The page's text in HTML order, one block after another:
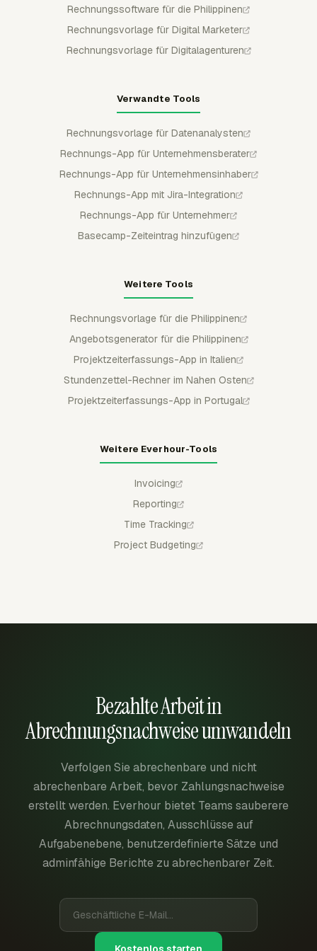
Rechnungssoftware für die Philippinen
Rechnungsvorlage für Digital Marketer
Rechnungsvorlage für Digitalagenturen
Verwandte Tools
Rechnungsvorlage für Datenanalysten
Rechnungs-App für Unternehmensberater
Rechnungs-App für Unternehmensinhaber
Rechnungs-App mit Jira-Integration
Rechnungs-App für Unternehmer
Basecamp-Zeiteintrag hinzufügen
Weitere Tools
Rechnungsvorlage für die Philippinen
Angebotsgenerator für die Philippinen
Projektzeiterfassungs-App in Italien
Stundenzettel-Rechner im Nahen Osten
Projektzeiterfassungs-App in Portugal
Weitere Everhour-Tools
Invoicing
Reporting
Time Tracking
Project Budgeting
Bezahlte Arbeit in
Abrechnungsnachweise umwandeln
Verfolgen Sie abrechenbare und nicht
abrechenbare Arbeit, bevor Zahlungsnachweise
erstellt werden. Everhour bietet Teams sauberere
Abrechnungsdaten, Ausschlüsse auf
Aufgabenebene, benutzerdefinierte Sätze und
adminfähige Berichte zu abrechenbarer Zeit.